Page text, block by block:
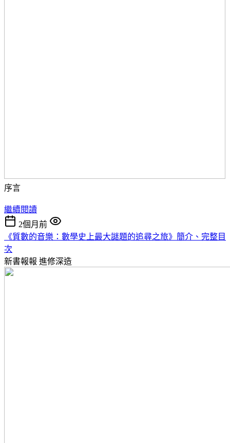
序言
繼續閱讀
2個月前
《質數的音樂：數學史上最大謎題的追尋之旅》簡介、完整目
次
新書報報 進修深造